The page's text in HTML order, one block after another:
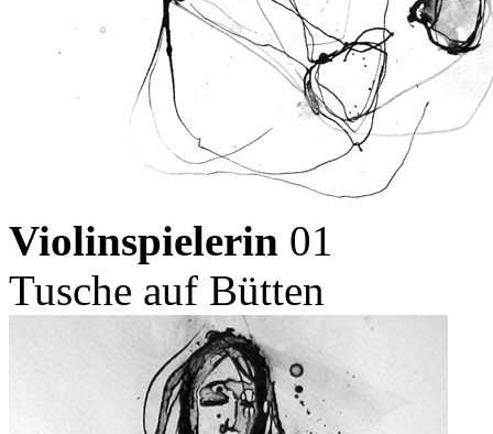
Violinspielerin 01
Tusche auf Bütten